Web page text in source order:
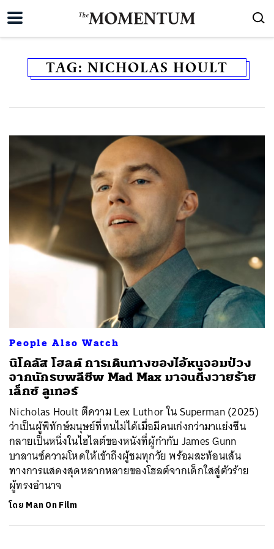
TAG: NICHOLAS HOULT
People Also Watch
นิโคลัส โฮลต์ การเดินทางของไอ้หนูจอมป่วง
จากนักรบพลีชีพ Mad Max มาจนถึงวายร้าย
เล็กซ์ ลูเทอร์
Nicholas Hoult ตีความ Lex Luthor ใน Superman (2025)
ว่าเป็นผู้พิทักษ์มนุษย์ที่ทนไม่ได้เมื่อมีคนเก่งกว่ามาแย่งซีน
กลายเป็นหนึ่งในไฮไลต์ของหนังที่ผู้กำกับ James Gunn
บาลานซ์ความโหดให้เข้าถึงผู้ชมทุกวัย พร้อมสะท้อนเส้น
ทางการแสดงสุดหลากหลายของโฮลต์จากเด็กใสสู่ตัวร้าย
ผู้ทรงอำนาจ
โดย Man On Film
SHARE TWEET